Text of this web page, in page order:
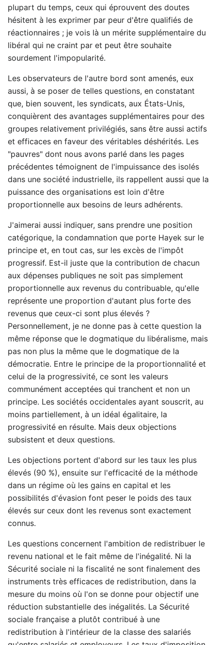
plupart du temps, ceux qui éprouvent des doutes
hésitent à les exprimer par peur d'être qualifiés de
réactionnaires ; je vois là un mérite supplémentaire du
libéral qui ne craint par et peut être souhaite
sourdement l'impopularité.
Les observateurs de l'autre bord sont amenés, eux
aussi, à se poser de telles questions, en constatant
que, bien souvent, les syndicats, aux États-Unis,
conquièrent des avantages supplémentaires pour des
groupes relativement privilégiés, sans être aussi actifs
et efficaces en faveur des véritables déshérités. Les
"pauvres" dont nous avons parlé dans les pages
précédentes témoignent de l'impuissance des isolés
dans une société industrielle, ils rappellent aussi que la
puissance des organisations est loin d'être
proportionnelle aux besoins de leurs adhérents.
J'aimerai aussi indiquer, sans prendre une position
catégorique, la condamnation que porte Hayek sur le
principe et, en tout cas, sur les excès de l'impôt
progressif. Est-il juste que la contribution de chacun
aux dépenses publiques ne soit pas simplement
proportionnelle aux revenus du contribuable, qu'elle
représente une proportion d'autant plus forte des
revenus que ceux-ci sont plus élevés ?
Personnellement, je ne donne pas à cette question la
même réponse que le dogmatique du libéralisme, mais
pas non plus la même que le dogmatique de la
démocratie. Entre le principe de la proportionnalité et
celui de la progressivité, ce sont les valeurs
communément acceptées qui tranchent et non un
principe. Les sociétés occidentales ayant souscrit, au
moins partiellement, à un idéal égalitaire, la
progressivité en résulte. Mais deux objections
subsistent et deux questions.
Les objections portent d'abord sur les taux les plus
élevés (90 %), ensuite sur l'efficacité de la méthode
dans un régime où les gains en capital et les
possibilités d'évasion font peser le poids des taux
élevés sur ceux dont les revenus sont exactement
connus.
Les questions concernent l'ambition de redistribuer le
revenu national et le fait même de l'inégalité. Ni la
Sécurité sociale ni la fiscalité ne sont finalement des
instruments très efficaces de redistribution, dans la
mesure du moins où l'on se donne pour objectif une
réduction substantielle des inégalités. La Sécurité
sociale française a plutôt contribué à une
redistribution à l'intérieur de la classe des salariés